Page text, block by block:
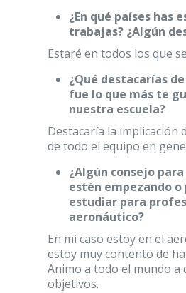
¿En qué países has
trabajas? ¿Algún
Estaré en todos los que
¿Qué destacarías
fue lo que más te
nuestra escuela?
Destacaría la implicación
de todo el equipo en
¿Algún consejo
estén empezando o
estudiar para
aeronáutico?
En mi caso estoy en el
estoy muy contento de
Animo a todo el mundo a
objetivos.